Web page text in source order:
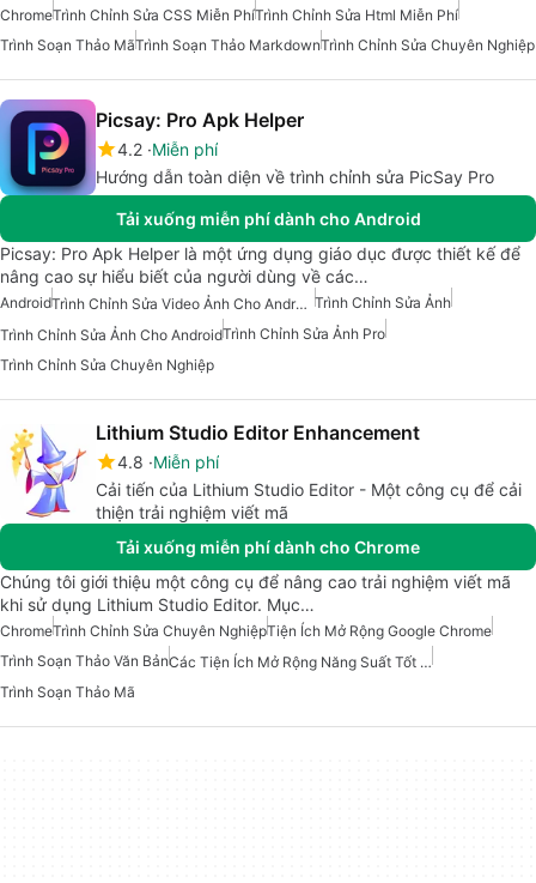
ChromeTrình Chỉnh Sửa CSS Miễn PhíTrình Chỉnh Sửa Html Miễn Phí
Trình Soạn Thảo MãTrình Soạn Thảo MarkdownTrình Chỉnh Sửa Chuyên Nghiệp
Picsay: Pro Apk Helper
4.2 Miễn phí
Hướng dẫn toàn diện về trình chỉnh sửa PicSay Pro
Tải xuống miễn phí dành cho Android
Picsay: Pro Apk Helper là một ứng dụng giáo dục được thiết kế để
nâng cao sự hiểu biết của người dùng về các…
Android Trình Chỉnh Sửa Video Ảnh Cho Android Trình Chỉnh Sửa Ảnh
Trình Chỉnh Sửa Ảnh Cho AndroidTrình Chỉnh Sửa Ảnh Pro
Trình Chỉnh Sửa Chuyên Nghiệp
Lithium Studio Editor Enhancement
4.8 Miễn phí
Cải tiến của Lithium Studio Editor - Một công cụ để cải
thiện trải nghiệm viết mã
Tải xuống miễn phí dành cho Chrome
Chúng tôi giới thiệu một công cụ để nâng cao trải nghiệm viết mã
khi sử dụng Lithium Studio Editor. Mục…
ChromeTrình Chỉnh Sửa Chuyên NghiệpTiện Ích Mở Rộng Google Chrome
Trình Soạn Thảo Văn Bản
Các Tiện Ích Mở Rộng Năng Suất Tốt Nhất Cho Chrome
Trình Soạn Thảo Mã